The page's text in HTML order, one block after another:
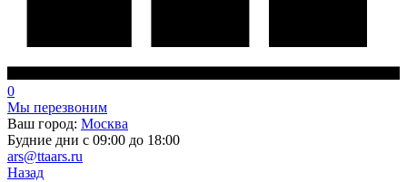
0
Мы перезвоним
Ваш город: Москва
Будние дни с 09:00 до 18:00
ars@ttaars.ru
Назад